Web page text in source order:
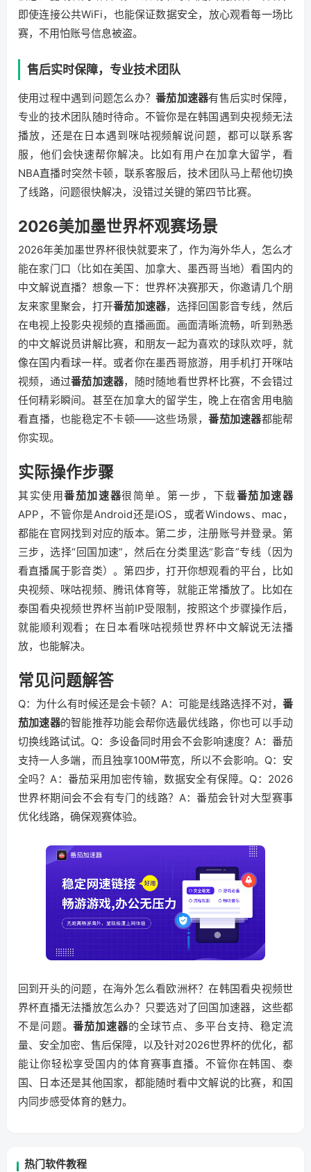
即使连接公共WiFi，也能保证数据安全，放心观看每一场比
赛，不用怕账号信息被盗。
售后实时保障，专业技术团队
使用过程中遇到问题怎么办？番茄加速器有售后实时保障，
专业的技术团队随时待命。不管你是在韩国遇到央视频无法
播放，还是在日本遇到咪咕视频解说问题，都可以联系客
服，他们会快速帮你解决。比如有用户在加拿大留学，看
NBA直播时突然卡顿，联系客服后，技术团队马上帮他切换
了线路，问题很快解决，没错过关键的第四节比赛。
2026美加墨世界杯观赛场景
2026年美加墨世界杯很快就要来了，作为海外华人，怎么才
能在家门口（比如在美国、加拿大、墨西哥当地）看国内的
中文解说直播？想象一下：世界杯决赛那天，你邀请几个朋
友来家里聚会，打开番茄加速器，选择回国影音专线，然后
在电视上投影央视频的直播画面。画面清晰流畅，听到熟悉
的中文解说员讲解比赛，和朋友一起为喜欢的球队欢呼，就
像在国内看球一样。或者你在墨西哥旅游，用手机打开咪咕
视频，通过番茄加速器，随时随地看世界杯比赛，不会错过
任何精彩瞬间。甚至在加拿大的留学生，晚上在宿舍用电脑
看直播，也能稳定不卡顿——这些场景，番茄加速器都能帮
你实现。
实际操作步骤
其实使用番茄加速器很简单。第一步，下载番茄加速器
APP，不管你是Android还是iOS，或者Windows、mac，
都能在官网找到对应的版本。第二步，注册账号并登录。第
三步，选择“回国加速”，然后在分类里选“影音”专线（因为
看直播属于影音类）。第四步，打开你想观看的平台，比如
央视频、咪咕视频、腾讯体育等，就能正常播放了。比如在
泰国看央视频世界杯当前IP受限制，按照这个步骤操作后，
就能顺利观看；在日本看咪咕视频世界杯中文解说无法播
放，也能解决。
常见问题解答
Q：为什么有时候还是会卡顿？A：可能是线路选择不对， 番
茄加速器的智能推荐功能会帮你选最优线路，你也可以手动
切换线路试试。Q：多设备同时用会不会影响速度？A：番茄
支持一人多端，而且独享100M带宽，所以不会影响。Q：安
全吗？A：番茄采用加密传输，数据安全有保障。Q：2026
世界杯期间会不会有专门的线路？A：番茄会针对大型赛事
优化线路，确保观赛体验。
回到开头的问题，在海外怎么看欧洲杯？在韩国看央视频世
界杯直播无法播放怎么办？只要选对了回国加速器，这些都
不是问题。番茄加速器的全球节点、多平台支持、稳定流
量、安全加密、售后保障，以及针对2026世界杯的优化，都
能让你轻松享受国内的体育赛事直播。不管你在韩国、泰
国、日本还是其他国家，都能随时看中文解说的比赛，和国
内同步感受体育的魅力。
热门软件教程